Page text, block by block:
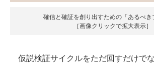
確信と確証を創り出すための「あるべき
［画像クリックで拡大表示］
仮説検証サイクルをただ回すだけで